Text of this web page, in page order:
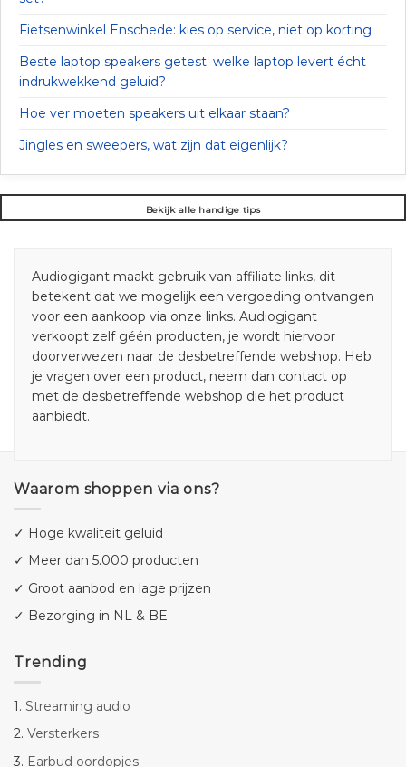
Fietsenwinkel Enschede: kies op service, niet op korting
Beste laptop speakers getest: welke laptop levert écht
indrukwekkend geluid?
Hoe ver moeten speakers uit elkaar staan?
Jingles en sweepers, wat zijn dat eigenlijk?
Bekijk alle handige tips
Audiogigant maakt gebruik van affiliate links, dit
betekent dat we mogelijk een vergoeding ontvangen
voor een aankoop via onze links. Audiogigant
verkoopt zelf géén producten, je wordt hiervoor
doorverwezen naar de desbetreffende webshop. Heb
je vragen over een product, neem dan contact op
met de desbetreffende webshop die het product
aanbiedt.
Waarom shoppen via ons?
✓ Hoge kwaliteit geluid
✓ Meer dan 5.000 producten
✓ Groot aanbod en lage prijzen
✓ Bezorging in NL & BE
Trending
1. Streaming audio
2. Versterkers
3. Earbud oordopjes